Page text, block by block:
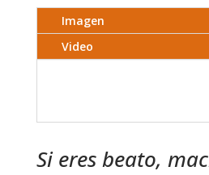
Imagen
Video
Si eres beato,